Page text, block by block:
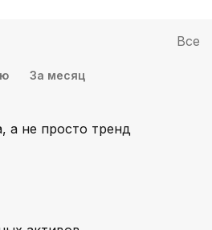
Все
За месяц
а не просто тренд